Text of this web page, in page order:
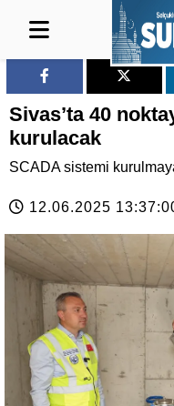
Sivas’ta 40
kurulacak
SCADA sistemi
12.06.2025